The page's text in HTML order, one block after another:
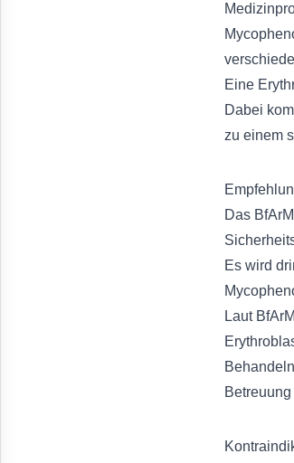
Eine
Dabei
zu einem
Das
Es wird
Laut